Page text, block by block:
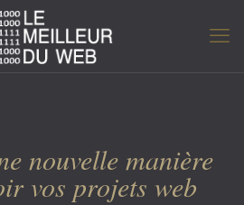
nouvelle manière
vos projets web